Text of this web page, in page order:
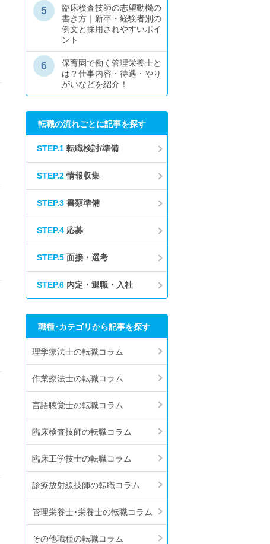
臨床検査技師の志望動機の
書き方｜新卒・経験者別の
例文と採用されやすいポイ
ント
保育園で働く管理栄養士と
は？仕事内容・待遇・やり
がいなどを紹介！
転職の流れごとに記事を探す
STEP.1 転職検討/準備
STEP.2情報収集
STEP.3 書類準備
STEP.4 応募
STEP.5 面接・選考
STEP.6 内定・退職・入社
職種･カテゴリから記事を探す
理学療法士の転職コラム
作業療法士の転職コラム
言語聴覚士の転職コラム
臨床検査技師の転職コラム
臨床工学技士の転職コラム
診療放射線技師の転職コラム
管理栄養士･栄養士の転職コラム
その他職種の転職コラム